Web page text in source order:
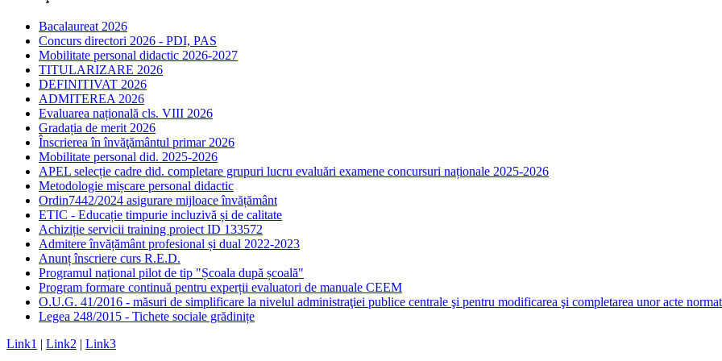
Bacalaureat 2026
Concurs directori 2026 - PDI, PAS
Mobilitate personal didactic 2026-2027
TITULARIZARE 2026
DEFINITIVAT 2026
ADMITEREA 2026
Evaluarea națională cls. VIII 2026
Gradația de merit 2026
Înscrierea în învăţământul primar 2026
Mobilitate personal did. 2025-2026
APEL selecție cadre did. completare grupuri lucru evaluări examene concursuri naționale 2025-2026
Metodologie mișcare personal didactic
Ordin7442/2024 asigurare mijloace învățământ
ETIC - Educație timpurie incluzivă și de calitate
Achiziție servicii training proiect ID 133572
Admitere învățământ profesional și dual 2022-2023
Anunț înscriere curs R.E.D.
Programul național pilot de tip "Școala după școală"
Program formare continuă pentru experții evaluatori de manuale CEEM
O.U.G. 41/2016 - măsuri de simplificare la nivelul administraţiei publice centrale şi pentru modificarea şi completarea unor acte
Legea 248/2015 - Tichete sociale grădinițe
Link1 | Link2 | Link3